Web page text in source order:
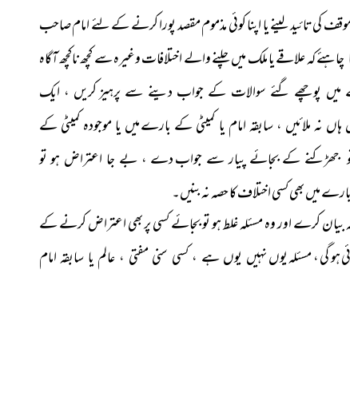
کی تائید لینے یا اپنا کوئی مذموم مقصد پورا کرنے کے لئے امام صاحب
چاہئےکہ علاقے یا ملک میں چلنے والے اختلافات وغیرہ سے کچھ ناکچھآگاہ
پوچھے گئے سوالات کے جواب دینے سے پرہیز کریں ، ایک
نہ ملائیں ، سابقہ امام یا کمیٹی کے بارےمیں یا موجودہ کمیٹی کے
جھڑکنے کے بجائے پیار سے جوابدے ، بے جا اعتراض ہو تو
میں بھی کسی اختلاف کا حصہ نہبنیں۔
بیان کرے اور وہ مسئلہ غلط ہو تو بجائے کسی پر بھی اعتراض کرنے کے
گی ، مسئلہ یوںنہیں یوں ہے ، کسی سنی مفتی ، عالم یا سابقہ امام